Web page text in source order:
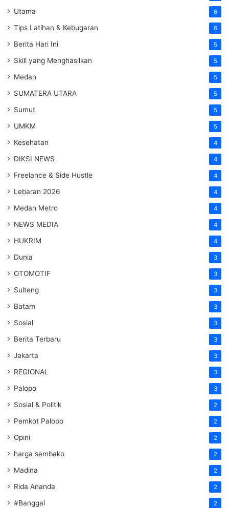
Utama 6
Tips Latihan & Kebugaran 6
Berita Hari Ini 5
Skill yang Menghasilkan 5
Medan 5
SUMATERA UTARA 5
Sumut 5
UMKM 5
Kesehatan 4
DIKSI NEWS 4
Freelance & Side Hustle 4
Lebaran 2026 4
Medan Metro 4
NEWS MEDIA 4
HUKRIM 4
Dunia 3
OTOMOTIF 3
Sulteng 3
Batam 3
Sosial 3
Berita Terbaru 3
Jakarta 3
REGIONAL 3
Palopo 3
Sosial & Politik 2
Pemkot Palopo 2
Opini 2
harga sembako 2
Madina 2
Rida Ananda 2
#Banggai 2